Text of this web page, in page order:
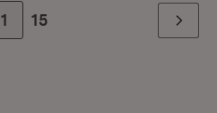
Zur Seite
1 Zur letzten Seite
15 Weiter